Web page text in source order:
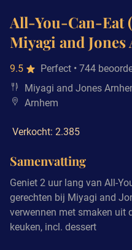
All-You-Can-Eat
Miyagi and Jones
9.5 Perfect • 744
Miyagi and Jones
Arnhem
Verkocht: 2.385
Samenvatting
Geniet 2 uur lang van All-
gerechten bij Miyagi and
verwennen met smaken uit
keuken, incl. dessert